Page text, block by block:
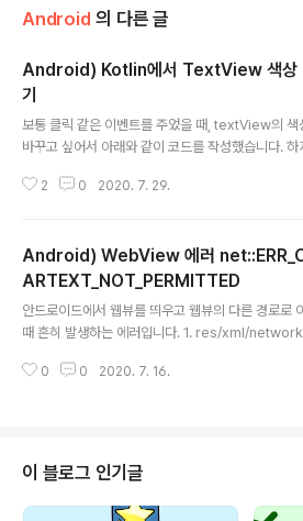
Android 의 다른 글
Android) Kotlin에서 TextView 색상
기
보통 클릭 같은 이벤트를 주었을 때, textView의 색
바꾸고 싶어서 아래와 같이 코드를 작성했습니다. 하
서 제공하는 컬러를 가져와서 변경을 시도했을 때, 색
어떻게 해야 할까요? 아래와 같은 코드를 작성하면
니다. getColor의 인자로 context를 주고, 뒤에 원
색상을 넣으면 됩니다.
2 0 2020. 7. 29.
Android) WebView 에러
ARTEXT_NOT_PERMITTED
안드로이드에서 웹뷰를 띄우고 웹뷰의 다른 경로로
때 흔히 발생하는 에러입니다. 1. res/xml/
싶은 도메인을 지정하는 방법입니다. -> 위의 xml을
Manifest.xml 에서 application 의
raffic 속성 추가. -> 첫번째 방법 같은 경우 일일이 도
을 지정해줘야 해서 귀찮기 때문에, 모든 URL을 허
0 0 2020. 7. 16.
이 블로그 인기글